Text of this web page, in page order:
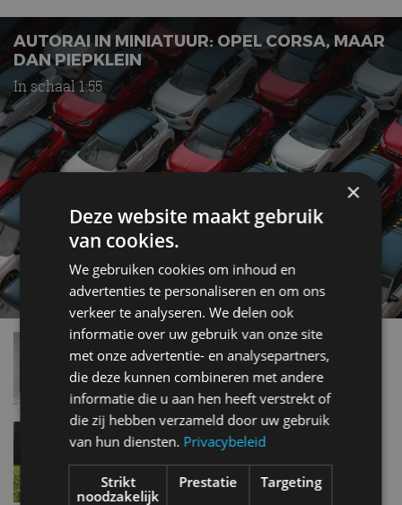
AUTORAI IN MINIATUUR: OPEL CORSA, MAAR
DAN PIEPKLEIN
In schaal 1:55
AutoRAI in Miniatuur: Avanti van Mikansue
nov 2019
AutoRAI in Miniatuur: Ford Taunus 17M van
Politoys
nov 2019
×
Deze website maakt gebruik
van cookies.
We gebruiken cookies om inhoud en
advertenties te personaliseren en om ons
verkeer te analyseren. We delen ook
informatie over uw gebruik van onze site
met onze advertentie- en analysepartners,
die deze kunnen combineren met andere
informatie die u aan hen heeft verstrekt of
die zij hebben verzameld door uw gebruik
van hun diensten. Privacybeleid
Strikt
noodzakelijk
Prestatie Targeting